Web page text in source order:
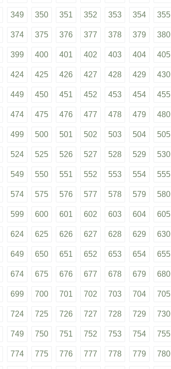
349 350 351 352 353 354 355
374 375 376 377 378 379 380
399 400 401 402 403 404 405
424 425 426 427 428 429 430
449 450 451 452 453 454 455
474 475 476 477 478 479 480
499 500 501 502 503 504 505
524 525 526 527 528 529 530
549 550 551 552 553 554 555
574 575 576 577 578 579 580
599 600 601 602 603 604 605
624 625 626 627 628 629 630
649 650 651 652 653 654 655
674 675 676 677 678 679 680
699 700 701 702 703 704 705
724 725 726 727 728 729 730
749 750 751 752 753 754 755
774 775 776 777 778 779 780